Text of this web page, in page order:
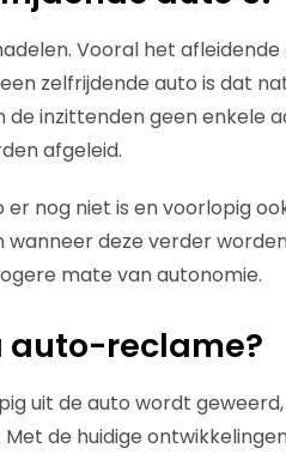
Vooral het
zelfrijdende auto is dat
inzittenden geen enkele
afgeleid.
nog niet is en voorlopig
wanneer deze verder
mate van autonomie.
auto-reclame?
uit de auto wordt
de huidige